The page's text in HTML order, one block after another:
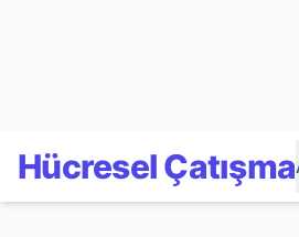
Hücresel Çatışma